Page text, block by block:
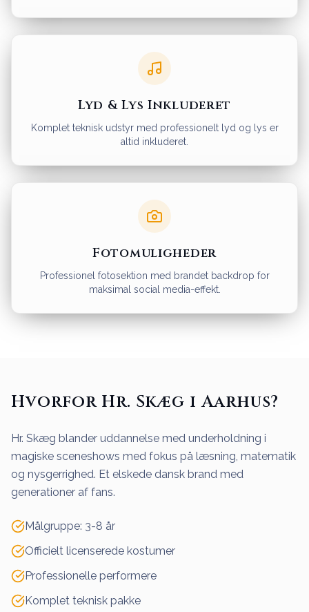
Lyd & Lys Inkluderet
Komplet teknisk udstyr med professionelt lyd og lys er
altid inkluderet.
Fotomuligheder
Professionel fotosektion med brandet backdrop for
maksimal social media-effekt.
Hvorfor Hr. Skæg i Aarhus?
Hr. Skæg blander uddannelse med underholdning i
magiske sceneshows med fokus på læsning, matematik
og nysgerrighed. Et elskede dansk brand med
generationer af fans.
Målgruppe: 3-8 år
Officielt licenserede kostumer
Professionelle performere
Komplet teknisk pakke